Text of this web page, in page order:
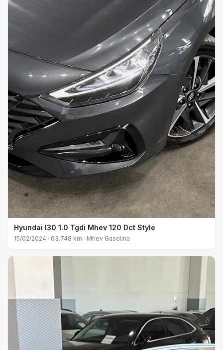
Hyundai I30 1.0 Tgdi Mhev 120 Dct Style
15/02/2024 · 63.748 km · Mhev Gasolina